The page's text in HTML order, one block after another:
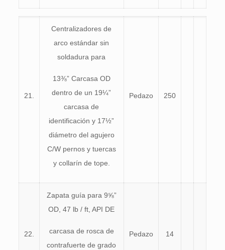
21.
Centralizadores de
arco estándar sin
soldadura para
13⅜” Carcasa OD
dentro de un 19¼”
carcasa de
identificación y 17½”
diámetro del agujero
C/W pernos y tuercas
y collarín de tope.
Pedazo 250
22.
Zapata guía para 9⅝”
OD, 47 lb / ft, API DE
carcasa de rosca de
contrafuerte de grado
Pedazo 14